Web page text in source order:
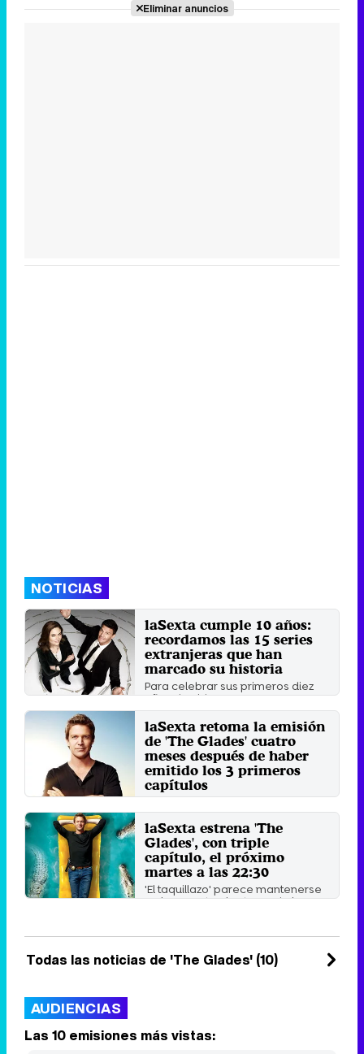
Eliminar anuncios
NOTICIAS
laSexta cumple 10 años:
recordamos las 15 series
extranjeras que han
marcado su historia
Para celebrar sus primeros diez
años de vida, repasamos 15
ficciones extranjeras que ha ...
Sábado 26 Marzo 2016 10:10
laSexta retoma la emisión
de 'The Glades' cuatro
meses después de haber
emitido los 3 primeros
capítulos
La cadena la estrenó en
septiembre de 2015 y tras emitir
en la noche su arranque la ...
Jueves 7 Enero 2016 17:05
laSexta estrena 'The
Glades', con triple
capítulo, el próximo
martes a las 22:30
'El taquillazo' parece mantenerse
en lunes ante el estreno de la
Todas las noticias de 'The Glades' (10)
AUDIENCIAS
Las 10 emisiones más vistas: